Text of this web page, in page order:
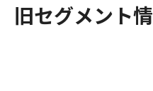
旧セグメント